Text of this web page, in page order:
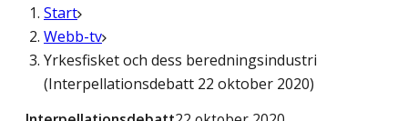
Start
Webb-tv
Yrkesfisket och dess beredningsindustri
(Interpellationsdebatt 22 oktober 2020)